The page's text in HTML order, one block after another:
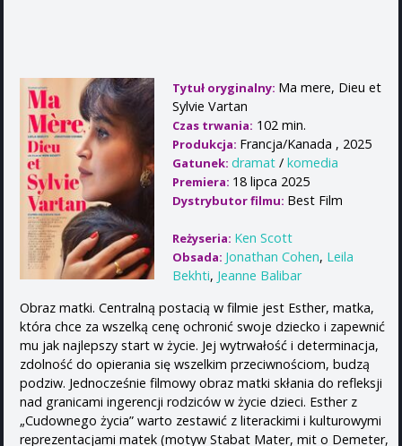
Tytuł oryginalny: Ma mere, Dieu et
Sylvie Vartan
Czas trwania: 102 min.
Produkcja: Francja/Kanada , 2025
Gatunek: dramat / komedia
Premiera: 18 lipca 2025
Dystrybutor filmu: Best Film
Reżyseria: Ken Scott
Obsada: Jonathan Cohen, Leila
Bekhti, Jeanne Balibar
Obraz matki. Centralną postacią w filmie jest Esther, matka,
która chce za wszelką cenę ochronić swoje dziecko i zapewnić
mu jak najlepszy start w życie. Jej wytrwałość i determinacja,
zdolność do opierania się wszelkim przeciwnościom, budzą
podziw. Jednocześnie filmowy obraz matki skłania do refleksji
nad granicami ingerencji rodziców w życie dzieci. Esther z
„Cudownego życia” warto zestawić z literackimi i kulturowymi
reprezentacjami matek (motyw Stabat Mater, mit o Demeter,